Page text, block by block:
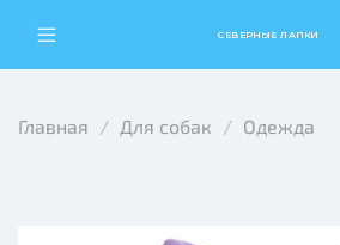
СЕВЕРНЫЕ ЛАПКИ
Главная Для собак Одежда